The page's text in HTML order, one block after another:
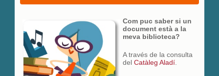
Com puc saber si un
document està a la
meva biblioteca?
A través de la consulta
del Catàleg Aladí.